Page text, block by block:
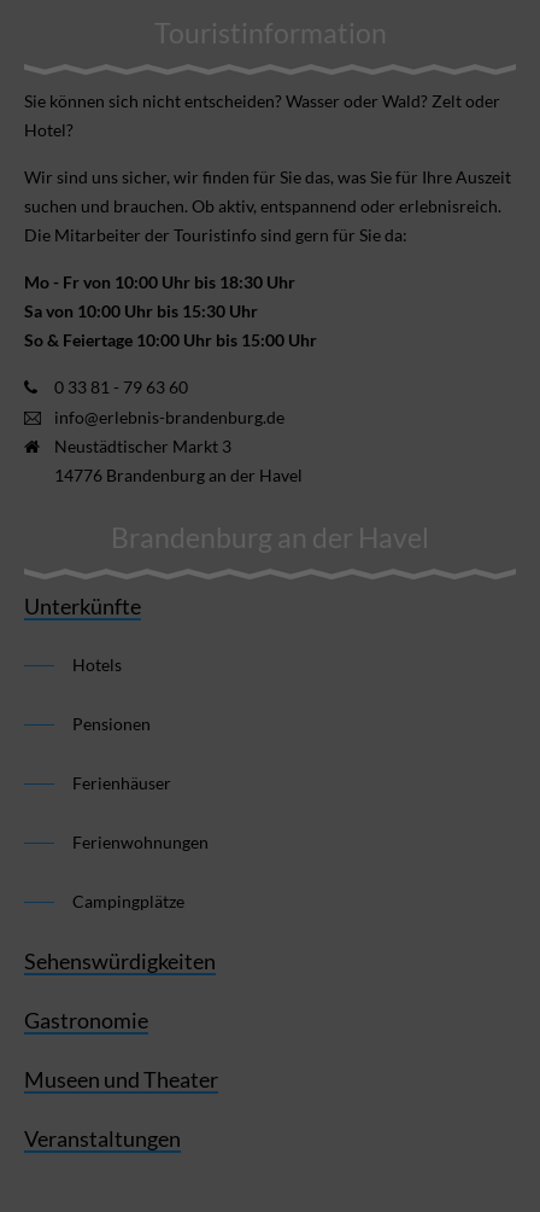
Touristinformation
Sie können sich nicht ent­scheiden? Wasser oder Wald? Zelt oder
Hotel?
Wir sind uns sicher, wir finden für Sie das, was Sie für Ihre Aus­zeit
suchen und brauchen. Ob aktiv, ent­spannend oder erlebnis­reich.
Die Mitarbeiter der Touristinfo sind gern für Sie da:
Mo - Fr von 10:00 Uhr bis 18:30 Uhr
Sa von 10:00 Uhr bis 15:30 Uhr
So & Feiertage 10:00 Uhr bis 15:00 Uhr
0 33 81 - 79 63 60
info@erlebnis-brandenburg.de
Neustädtischer Markt 3
14776 Brandenburg an der Havel
Brandenburg an der Havel
Unterkünfte
Hotels
Pensionen
Ferienhäuser
Ferienwohnungen
Campingplätze
Sehenswürdigkeiten
Gastronomie
Museen und Theater
Veranstaltungen